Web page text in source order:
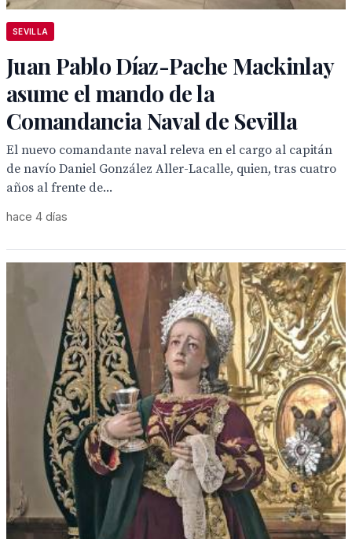
SEVILLA
Juan Pablo Díaz-Pache Mackinlay
asume el mando de la
Comandancia Naval de Sevilla
El nuevo comandante naval releva en el cargo al capitán
de navío Daniel González Aller-Lacalle, quien, tras cuatro
años al frente de...
hace 4 días